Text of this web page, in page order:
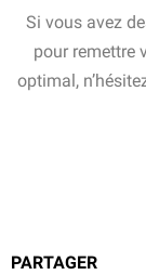
Si vous avez
pour remettre
optimal,
PARTAGER